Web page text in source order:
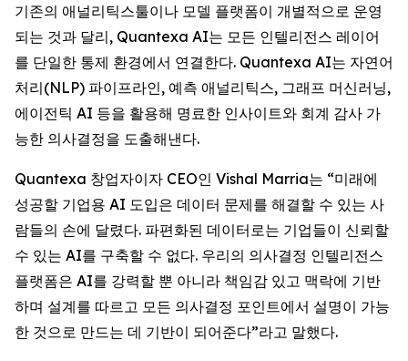
기존의 애널리틱스툴이나 모델 플랫폼이 개별적으로 운영
되는 것과 달리, Quantexa AI는 모든 인텔리전스 레이어
를 단일한 통제 환경에서 연결한다. Quantexa AI는 자연어
처리(NLP) 파이프라인, 예측 애널리틱스, 그래프 머신러닝,
에이전틱 AI 등을 활용해 명료한 인사이트와 회계 감사 가
능한 의사결정을 도출해낸다.
Quantexa 창업자이자 CEO인 Vishal Marria는 “미래에
성공할 기업용 AI 도입은 데이터 문제를 해결할 수 있는 사
람들의 손에 달렸다. 파편화된 데이터로는 기업들이 신뢰할
수 있는 AI를 구축할 수 없다. 우리의 의사결정 인텔리전스
플랫폼은 AI를 강력할 뿐 아니라 책임감 있고 맥락에 기반
하며 설계를 따르고 모든 의사결정 포인트에서 설명이 가능
한 것으로 만드는 데 기반이 되어준다”라고 말했다.